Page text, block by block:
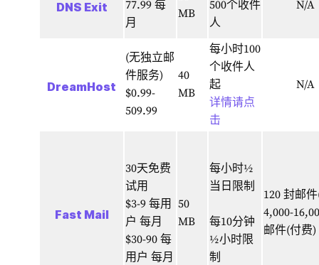
DNS Exit
77.99 每
月
MB
500个收件
人
N/A
DreamHost
(无独立邮
件服务)
$0.99-
509.99
40
MB
每小时100
个收件人
起
详情请点
击
N/A
Fast Mail
30天免费
试用
$3-9 每用
户 每月
$30-90 每
用户 每月
50
MB
每小时½
当日限制
每10分钟
½小时限
制
120 封邮
4,000-
邮件(付费)